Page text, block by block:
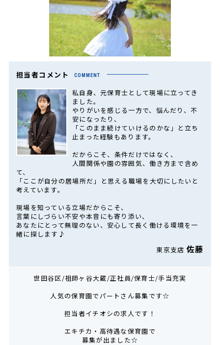
担当者コメント COMMENT
私自身、元保育士として現場に立ってき
ました。
やりがいを感じる一方で、悩んだり、不
安になったり、
「このまま続けていけるのかな」と立ち
止まった経験もあります。
だからこそ、条件だけではなく、
人間関係や園の雰囲気、働き方まで含め
て、
「ここが自分の居場所だ」と思える職場を大切にしたいと
考えています。
現場を知っている立場だからこそ、
言葉にしづらい不安や本音にも寄り添い、
あなたにとって無理のない、安心して長く働ける環境を一
緒に探します♪
東京支店 佐藤
世田谷区/祖師ヶ谷大蔵/正社員/保育士/手当充実
人気の保育園でパートさん募集です☆
担当者イチオシの求人です！
エキチカ・高待遇な保育園で
募集が出ました☆